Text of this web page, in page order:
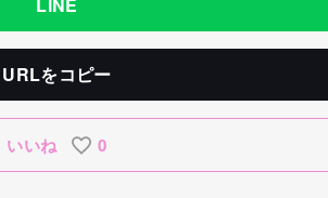
URLをコピー
いいね 0